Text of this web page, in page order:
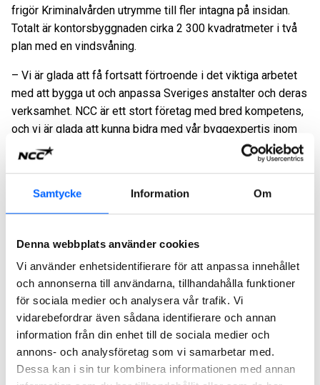
Samtycke Information Om
Denna webbplats använder cookies
Vi använder enhetsidentifierare för att anpassa innehållet
och annonserna till användarna, tillhandahålla funktioner
för sociala medier och analysera vår trafik. Vi
vidarebefordrar även sådana identifierare och annan
information från din enhet till de sociala medier och
annons- och analysföretag som vi samarbetar med.
Dessa kan i sin tur kombinera informationen med annan
frigör Kriminalvården utrymme till fler intagna på insidan.
Totalt är kontorsbyggnaden cirka 2 300 kvadratmeter i två
plan med en vindsvåning.
– Vi är glada att få fortsatt förtroende i det viktiga arbetet
med att bygga ut och anpassa Sveriges anstalter och deras
verksamhet. NCC är ett stort företag med bred kompetens,
och vi är glada att kunna bidra med vår byggexpertis inom
projekt som detta, säger Jens Almcrantz, avdelningschef
NCC Building Sverige.
Affären är en totalentreprenad i samverkan och har ett
ordervärde på cirka 140 MSEK. Byggstart för denna nya
kvartalet 2028. Affären orderregistreras i affärsområde
NCC Building Sverige under andra kvartalet 2026.
För ytterligare information, vänligen kontakta:
Lotta Swärd, Kommunikationspartner, NCC,
lotta.sward@ncc.se
Jonas Westerberg, produktionschef NCC Building Sverige,
Uppsala,jonas.westerberg@ncc.se